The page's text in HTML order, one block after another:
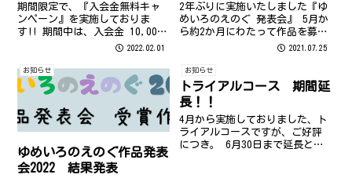
期間限定で、『入会金無料キャ
ンペーン』を実施しておりま
す!! 期間中は、入会金 10,000
円（税抜） が 0円 に！！2022.02.01
2年ぶりに実施いたしました『ゆ
めいろのえのぐ 発表会』 5月か
ら約2か月にわたって作品を募集
してまいりました。 たくさんの
は113作品となりました ご参加
いただきありがとうございまし
た こちらのページから、ぜひ
ご...
2021.07.25
お知らせ
ゆめいろのえのぐ作品発表
会2022 結果発表
お知らせ
トライアルコース 期間延
長！！
4月から実施しておりました、ト
ライアルコースですが、ご好評
につき。 6月30日まで延長とな